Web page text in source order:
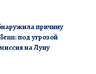
причину
под угрозой
на Луну